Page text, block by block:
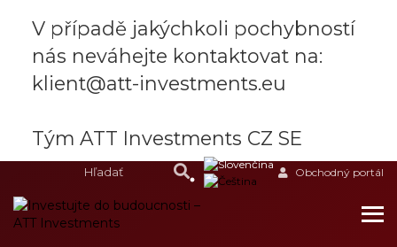
V případě jakýchkoli pochybností
nás neváhejte kontaktovat na:
klient@att-investments.eu
Tým ATT Investments CZ SE
Obchodný portál